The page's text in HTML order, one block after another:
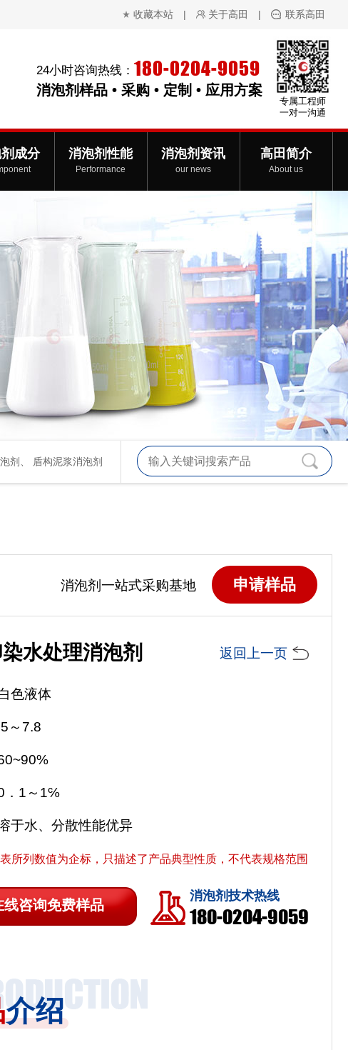
收藏本站 | 关于高田 | 联系高田
24小时咨询热线： 180-0204-9059
消泡剂样品 • 采购 • 定制 • 应用方案
专属工程师
一对一沟通
成分 消泡剂性能
Performance
消泡剂资讯
our news
高田简介
About us
剂 盾构泥浆消泡剂
消泡剂一站式采购基地 申请样品
水处理消泡剂 返回上一页
色液体
～7.8
．1～1℅
于水、分散性能优异
所列数值为企标，只描述了产品典型性质，不代表规格范围
线咨询免费样品
消泡剂技术热线
180-0204-9059
介绍